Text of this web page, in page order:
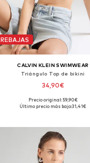
REBAJAS
CALVIN KLEIN SWIMWEAR
Triángulo Top de bikini
34,90€
Tallas disponibles: 85, 90, 95,
Precio original: 59,90€
Último precio más bajo:31,41€